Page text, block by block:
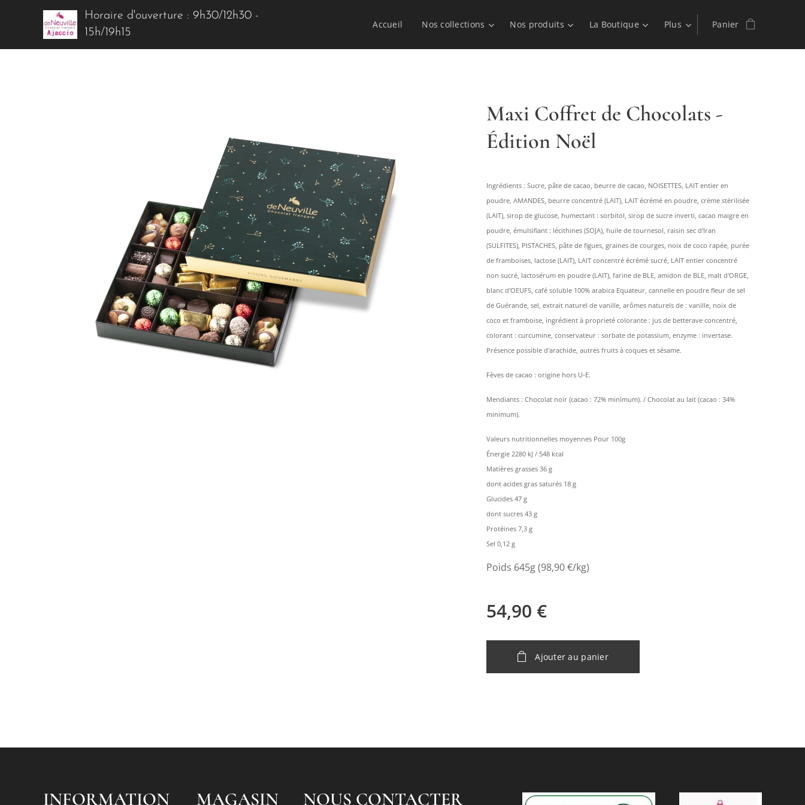
Horaire d'ouverture : 9h30/12h30 -
15h/19h15
Accueil Nos collections Nos produits La Boutique Plus Panier
Maxi Coffret de Chocolats -
Édition Noël
Ingrédients : Sucre, pâte de cacao, beurre de cacao, NOISETTES, LAIT entier en
poudre, AMANDES, beurre concentré (LAIT), LAIT écrémé en poudre, crème stérilisée
(LAIT), sirop de glucose, humectant : sorbitol, sirop de sucre inverti, cacao maigre en
poudre, émulsifiant : lécithines (SOJA), huile de tournesol, raisin sec d'Iran
(SULFITES), PISTACHES, pâte de figues, graines de courges, noix de coco rapée, purée
de framboises, lactose (LAIT), LAIT concentré écrémé sucré, LAIT entier concentré
non sucré, lactosérum en poudre (LAIT), farine de BLE, amidon de BLE, malt d'ORGE,
blanc d'OEUFS, café soluble 100% arabica Equateur, cannelle en poudre fleur de sel
de Guérande, sel, extrait naturel de vanille, arômes naturels de : vanille, noix de
coco et framboise, ingrédient à proprieté colorante : jus de betterave concentré,
colorant : curcumine, conservateur : sorbate de potassium, enzyme : invertase.
Présence possible d'arachide, autres fruits à coques et sésame.
Fèves de cacao : origine hors U-E.
Mendiants : Chocolat noir (cacao : 72% minimum). / Chocolat au lait (cacao : 34%
minimum).
Valeurs nutritionnelles moyennes Pour 100g
Énergie 2280 kJ / 548 kcal
Matières grasses 36 g
dont acides gras saturés 18 g
Glucides 47 g
dont sucres 43 g
Protéines 7,3 g
Sel 0,12 g
Poids 645g (98,90 €/kg)
54,90 €
Ajouter au panier
INFORMATION MAGASIN NOUS CONTACTER